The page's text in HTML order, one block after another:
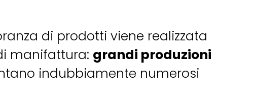
di prodotti viene realizzata
manifattura: grandi produzioni
indubbiamente numerosi